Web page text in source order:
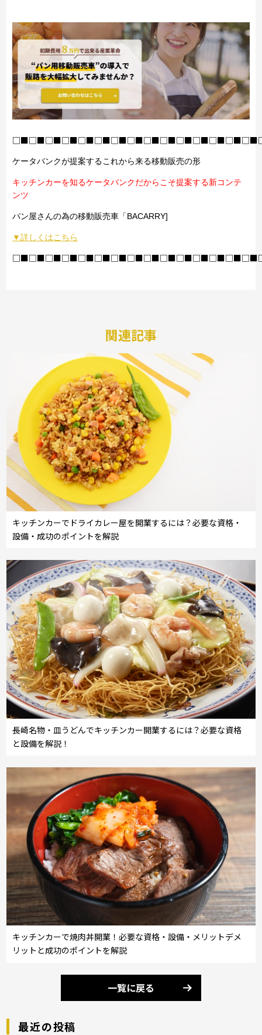
ケータバンクが提案するこれから来る移動販売の形
キッチンカーを知るケータバンクだからこそ提案する新コンテ
ンツ
パン屋さんの為の移動販売車「BACARRY]
▼詳しくはこちら
関連記事
キッチンカーでドライカレー屋を開業するには？必要な資格・
設備・成功のポイントを解説
長崎名物・皿うどんでキッチンカー開業するには？必要な資格
と設備を解説！
キッチンカーで焼肉丼開業！必要な資格・設備・メリットデメ
リットと成功のポイントを解説
一覧に戻る
最近の投稿